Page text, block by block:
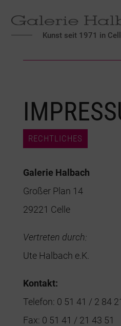
Kunst seit 1971 in
RECHTLICHES
Galerie Halbach
Großer Plan 14
29221 Celle
Vertreten durch:
Ute Halbach e.K.
Kontakt:
Telefon: 0 51 41 / 2 84
Fax: 0 51 41 / 21 43 51